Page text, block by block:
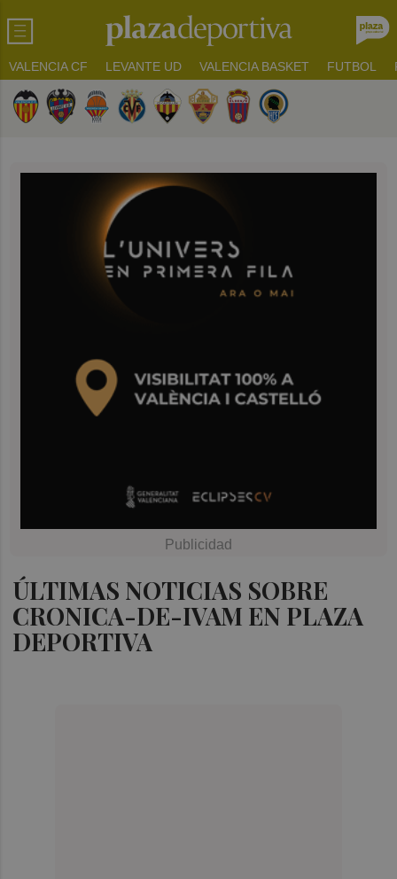
VALENCIA CF LEVANTE UD VALENCIA BASKET FUTBOL
ÚLTIMAS NOTICIAS SOBRE
CRONICA-DE-IVAM EN PLAZA
DEPORTIVA